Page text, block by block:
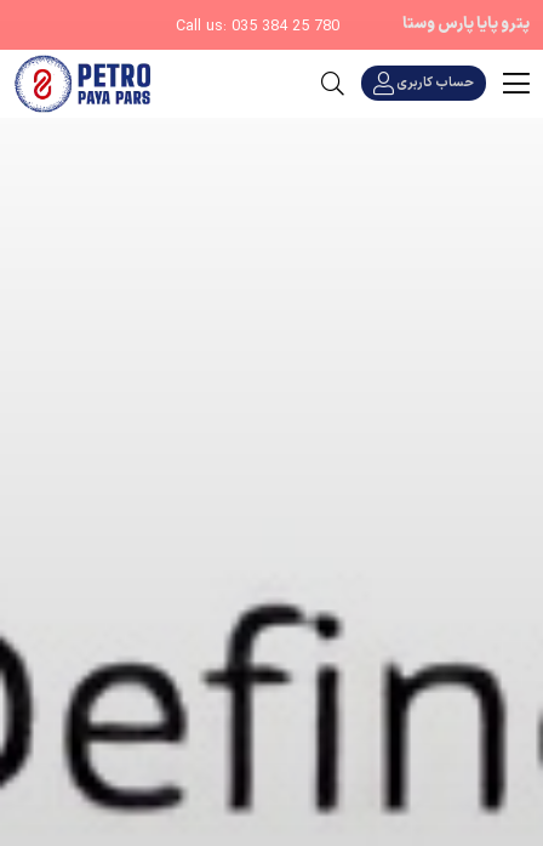
پترو پایا پارس وستا
حساب کاربری
Call us: 035 384 25 780